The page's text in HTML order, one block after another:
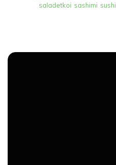
saladetkoi sashimi sushi